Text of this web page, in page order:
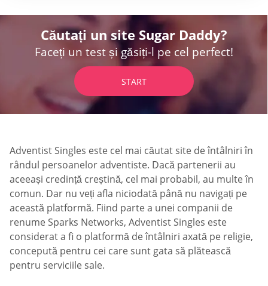
Căutați un site Sugar Daddy?
Faceți un test și găsiți-l pe cel perfect!
START
Adventist Singles este cel mai căutat site de întâlniri în
rândul persoanelor adventiste. Dacă partenerii au
aceeași credință creștină, cel mai probabil, au multe în
comun. Dar nu veți afla niciodată până nu navigați pe
această platformă. Fiind parte a unei companii de
renume Sparks Networks, Adventist Singles este
considerat a fi o platformă de întâlniri axată pe religie,
concepută pentru cei care sunt gata să plătească
pentru serviciile sale.